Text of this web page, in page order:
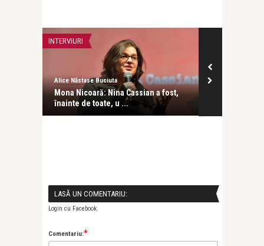
INTERVIURI
Alice Năstase Buciuta
Mona Nicoară: Nina Cassian a fost,
înainte de toate, u ...
LASĂ UN COMENTARIU:
Login cu Facebook
Comentariu:*